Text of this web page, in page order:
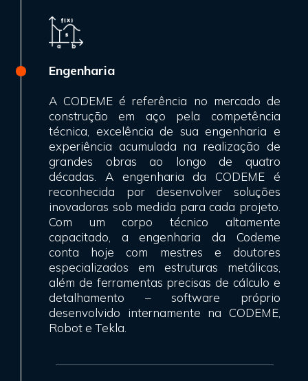
Engenharia
A CODEME é referência no mercado de
construção em aço pela competência
técnica, excelência de sua engenharia e
experiência acumulada na realização de
grandes obras ao longo de quatro
décadas. A engenharia da CODEME é
reconhecida por desenvolver soluções
inovadoras sob medida para cada projeto.
Com um corpo técnico altamente
capacitado, a engenharia da Codeme
conta hoje com mestres e doutores
especializados em estruturas metálicas,
além de ferramentas precisas de cálculo e
detalhamento – software próprio
desenvolvido internamente na CODEME,
Robot e Tekla.